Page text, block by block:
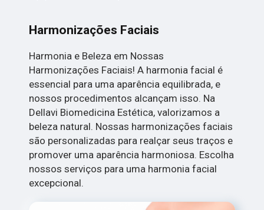
Harmonizações Faciais
Harmonia e Beleza em Nossas
Harmonizações Faciais! A harmonia facial é
essencial para uma aparência equilibrada, e
nossos procedimentos alcançam isso. Na
Dellavi Biomedicina Estética, valorizamos a
beleza natural. Nossas harmonizações faciais
são personalizadas para realçar seus traços e
promover uma aparência harmoniosa. Escolha
nossos serviços para uma harmonia facial
excepcional.